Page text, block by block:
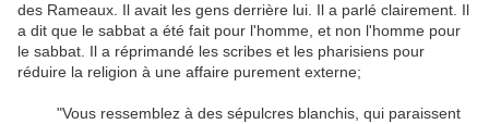
des Rameaux Il avait les gens derrière lui Il a parlé clairement. Il
a dit que le sabbat a été fait pour l'homme et non l'homme pour
le sabbat Il a réprimandé les scribes et les pharisiens pour
réduire la religion à une affaire purement externe;
"Vous ressemblez à des sépulcres blanchis qui paraissent